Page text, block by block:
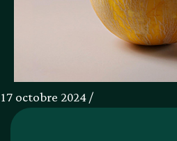
17 octobre 2024 /